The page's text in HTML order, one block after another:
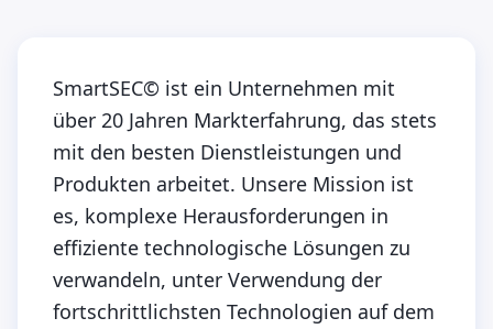
SmartSEC© ist ein Unternehmen mit
über 20 Jahren Markterfahrung, das stets
mit den besten Dienstleistungen und
Produkten arbeitet. Unsere Mission ist
es, komplexe Herausforderungen in
effiziente technologische Lösungen zu
verwandeln, unter Verwendung der
fortschrittlichsten Technologien auf dem